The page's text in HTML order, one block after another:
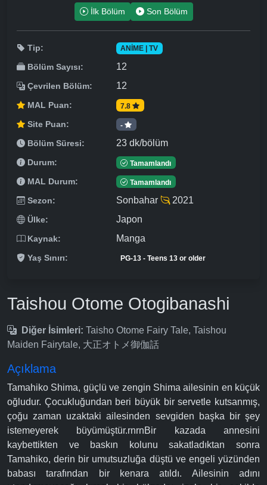
İlk Bölüm Son Bölüm
Tip: ANIME | TV
Bölüm Sayısı: 12
Çevrilen Bölüm: 12
MAL Puan: 7.8
Site Puan: -
Bölüm Süresi: 23 dk/bölüm
Durum: Tamamlandı
MAL Durum: Tamamlandı
Sezon: Sonbahar 2021
Ülke: Japon
Kaynak: Manga
Yaş Sınırı: PG-13 - Teens 13 or older
Taishou Otome Otogibanashi
Diğer İsimleri: Taisho Otome Fairy Tale, Taishou
Maiden Fairytale, 大正オトメ御伽話
Açıklama
Tamahiko Shima, güçlü ve zengin Shima ailesinin en küçük
oğludur. Çocukluğundan beri büyük bir servetle kutsanmış,
çoğu zaman uzaktaki ailesinden sevgiden başka bir şey
istemeyerek büyümüştür.rnrnBir kazada annesini
kaybettikten ve baskın kolunu sakatladıktan sonra
Tamahiko, derin bir umutsuzluğa düştü ve engeli yüzünden
babası tarafından bir kenara atıldı. Ailesinin adını